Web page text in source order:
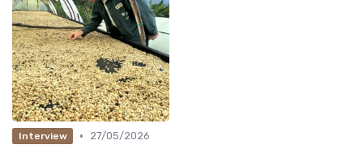
Interview •
27/05/2026